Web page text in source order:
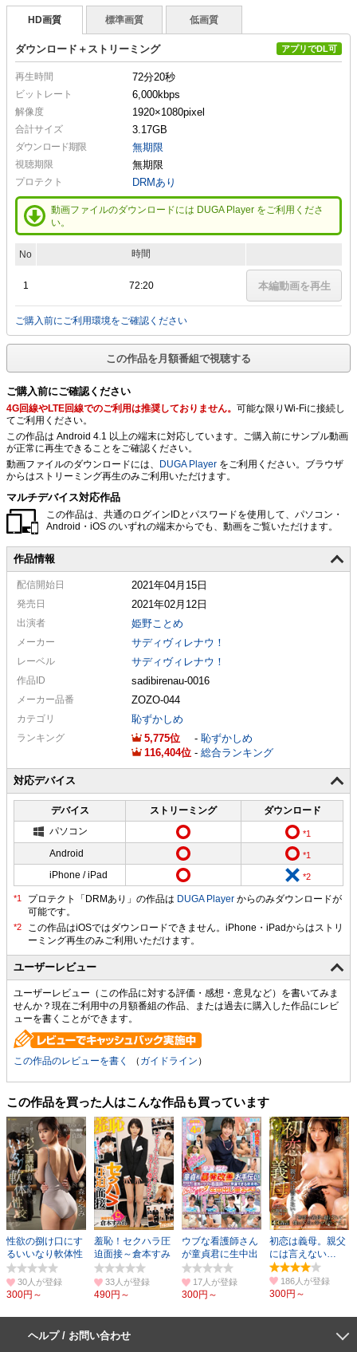
HD画質 標準画質 低画質
ダウンロード＋ストリーミング アプリでDL可
再生時間 72分20秒
ビットレート 6,000kbps
解像度 1920×1080pixel
合計サイズ 3.17GB
ダウンロード期限 無期限
視聴期限 無期限
プロテクト DRMあり
動画ファイルのダウンロードには DUGA Player をご利用くださ
い。
No 時間
1 72:20 本編動画を再生
ご購入前にご利用環境をご確認ください
この作品を月額番組で視聴する
ご購入前にご確認ください
4G回線やLTE回線でのご利用は推奨しておりません。 可能な限りWi-Fiに接続し
てご利用ください。
この作品は Android 4.1 以上の端末に対応しています。ご購入前にサンプル動画
が正常に再生できることをご確認ください。
動画ファイルのダウンロードには、 DUGA Player をご利用ください。ブラウザ
からはストリーミング再生のみご利用いただけます。
マルチデバイス対応作品
この作品は、共通のログインIDとパスワードを使用して、パソコン・
Android・iOS のいずれの端末からでも、動画をご覧いただけます。
作品情報
配信開始日 2021年04月15日
発売日 2021年02月12日
出演者 姫野ことめ
メーカー サディヴィレナウ！
レーベル サディヴィレナウ！
作品ID sadibirenau-0016
メーカー品番 ZOZO-044
カテゴリ 恥ずかしめ
ランキング 5,775 - 恥ずかしめ
116,404
- 総合ランキング
対応デバイス
デバイス ストリーミング
ダウンロード
パソコン
Android
iPhone / iPad
プロテクト「DRMあり」の作品は DUGA Player からのみダウンロードが
可能です。
ユーザーレビュー
ユーザーレビュー（この作品に対する評価・感想・意見など）を書いてみま
せんか？現在ご利用中の月額番組の作品、または過去に購入した作品にレビ
ューを書くことができます。
この作品のレビューを書く （ ガイドライン ）
この作品を買った人はこんな作品も買っています
性欲の捌け口にす
るいいなり軟体性
交 森あやみ
30人
300円～
羞恥！セクハラ圧
迫面接～倉本すみ
れ編～
33人
490円～
ウブな看護師さん
が童貞君に生中出
し筆おろし
SPECIAL！
17人
300円～
初恋は義母。親父
には言えない…
186人
300円～
ヘルプ / お問い合わせ